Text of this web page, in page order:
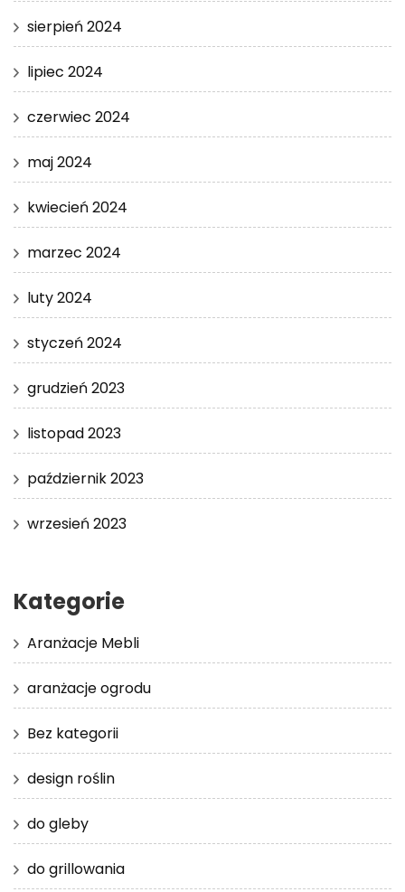
sierpień 2024
lipiec 2024
czerwiec 2024
maj 2024
kwiecień 2024
marzec 2024
luty 2024
styczeń 2024
grudzień 2023
listopad 2023
październik 2023
wrzesień 2023
Kategorie
Aranżacje Mebli
aranżacje ogrodu
Bez kategorii
design roślin
do gleby
do grillowania